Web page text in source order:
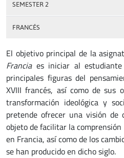
SEMESTER 2
FRANCÉS
El objetivo principal de la
Francia es iniciar al
principales figuras del
XVIII francés, así como de sus
transformación ideológica y
pretende ofrecer una visión
objeto de facilitar la
en Francia, así como de los
se han producido en dicho siglo.